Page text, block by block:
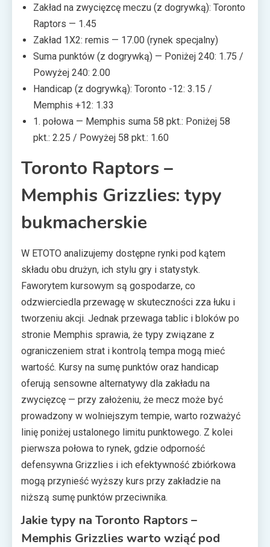
Zakład na zwycięzcę meczu (z dogrywką): Toronto
Raptors — 1.45
Zakład 1X2: remis — 17.00 (rynek specjalny)
Suma punktów (z dogrywką) — Poniżej 240: 1.75 /
Powyżej 240: 2.00
Handicap (z dogrywką): Toronto -12: 3.15 /
Memphis +12: 1.33
1. połowa — Memphis suma 58 pkt.: Poniżej 58
pkt.: 2.25 / Powyżej 58 pkt.: 1.60
Toronto Raptors –
Memphis Grizzlies: typy
bukmacherskie
W ETOTO analizujemy dostępne rynki pod kątem
składu obu drużyn, ich stylu gry i statystyk.
Faworytem kursowym są gospodarze, co
odzwierciedla przewagę w skuteczności zza łuku i
tworzeniu akcji. Jednak przewaga tablic i bloków po
stronie Memphis sprawia, że typy związane z
ograniczeniem strat i kontrolą tempa mogą mieć
wartość. Kursy na sumę punktów oraz handicap
oferują sensowne alternatywy dla zakładu na
zwycięzcę — przy założeniu, że mecz może być
prowadzony w wolniejszym tempie, warto rozważyć
linię poniżej ustalonego limitu punktowego. Z kolei
pierwsza połowa to rynek, gdzie odporność
defensywna Grizzlies i ich efektywność zbiórkowa
mogą przynieść wyższy kurs przy zakładzie na
niższą sumę punktów przeciwnika.
Jakie typy na Toronto Raptors –
Memphis Grizzlies warto wziąć pod